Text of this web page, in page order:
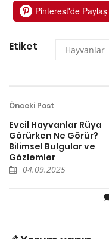
Pinterest'de Paylaş
Etiket Hayvanlar
Önceki Post
Evcil Hayvanlar Rüya
Görürken Ne Görür?
Bilimsel Bulgular ve
Gözlemler
04.09.2025